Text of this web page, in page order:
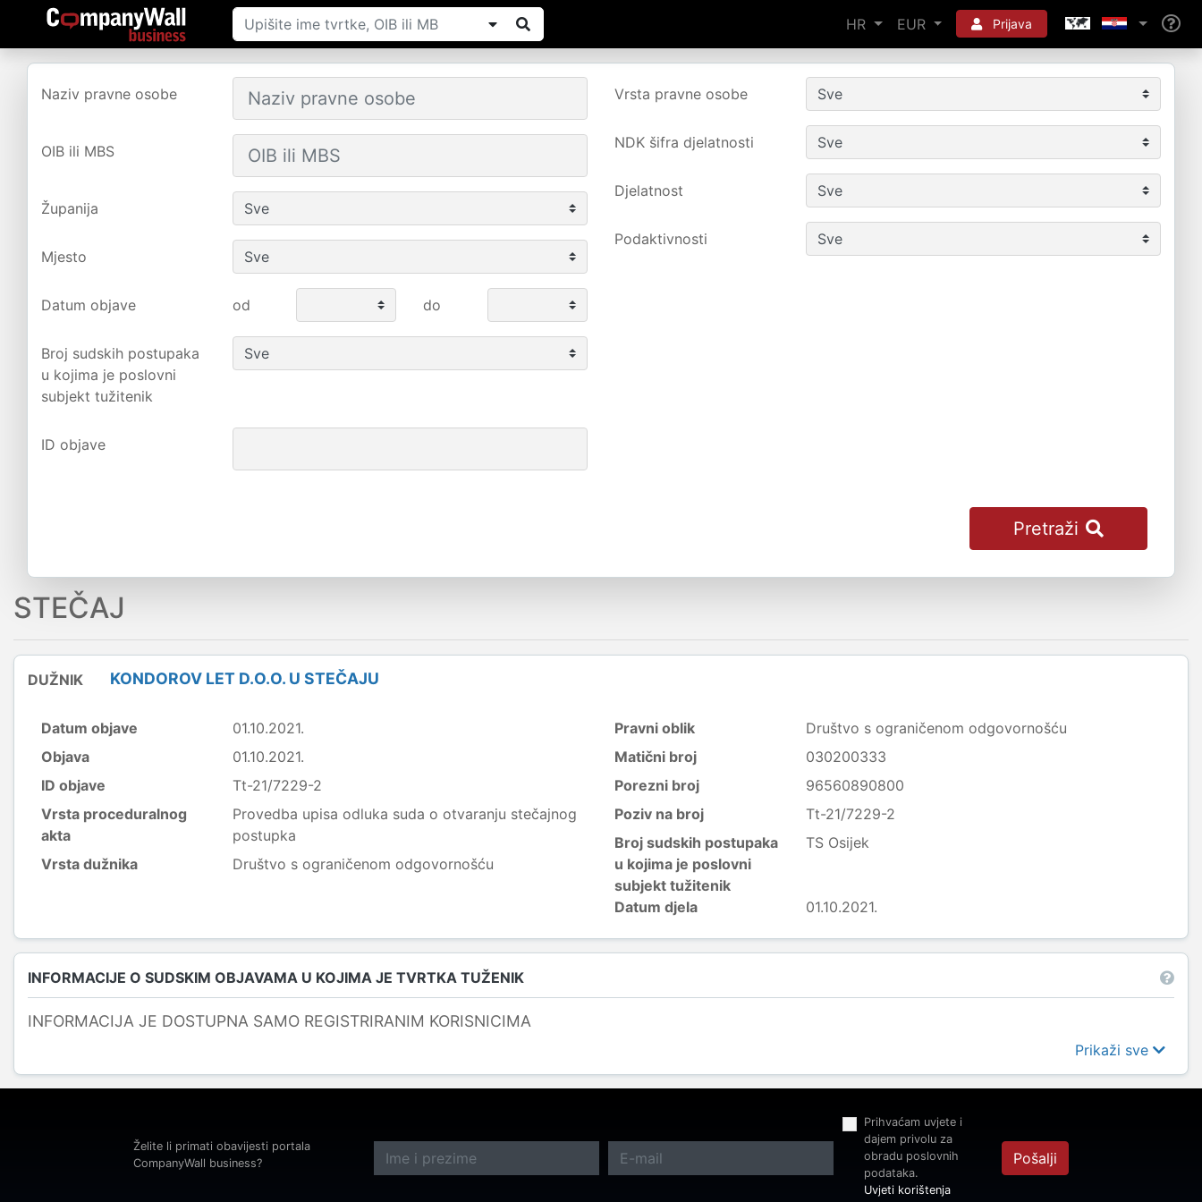
HR EUR Prijava
Naziv pravne osobe
OIB ili MBS
Županija
Mjesto
Vrsta pravne osobe
NDK šifra djelatnosti
Djelatnost
Podaktivnosti
Datum objave od do
Broj sudskih postupaka
u kojima je poslovni
subjekt tužitenik
ID objave
Pretraži
STEČAJ
DUŽNIK KONDOROV LET D.O.O. U STEČAJU
Datum objave
01.10.2021.
Objava
01.10.2021.
ID objave
Tt-21/7229-2
Vrsta proceduralnog
akta
Provedba upisa odluka suda o otvaranju stečajnog
postupka
Vrsta dužnika
Društvo s ograničenom odgovornošću
Pravni oblik
Društvo s ograničenom odgovornošću
Matični broj
030200333
Porezni broj
96560890800
Poziv na broj
Tt-21/7229-2
Broj sudskih postupaka
u kojima je poslovni
subjekt tužitenik
TS Osijek
Datum djela 01.10.2021.
INFORMACIJE O SUDSKIM OBJAVAMA U KOJIMA JE TVRTKA TUŽENIK
INFORMACIJA JE DOSTUPNA SAMO REGISTRIRANIM KORISNICIMA
Prikaži sve
Želite li primati obavijesti portala
CompanyWall business?
Prihvaćam uvjete i
dajem privolu za
obradu poslovnih
podataka.
Uvjeti korištenja
Pošalji